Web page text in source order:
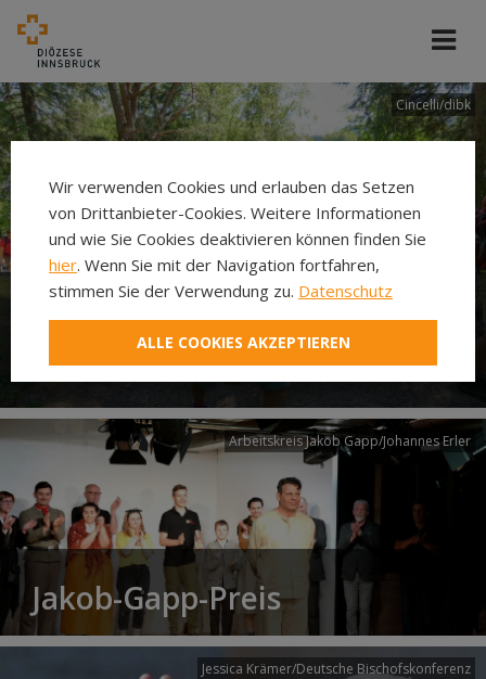
Cincelli/dibk
Neuer Pilgerweg Via
Laudato si’
Arbeitskreis Jakob Gapp/Johannes Erler
Jakob-Gapp-Preis
Jessica Krämer/Deutsche Bischofskonferenz
Wir verwenden Cookies und erlauben das Setzen
von Drittanbieter-Cookies. Weitere Informationen
und wie Sie Cookies deaktivieren können finden Sie
hier. Wenn Sie mit der Navigation fortfahren,
stimmen Sie der Verwendung zu. Datenschutz
ALLE COOKIES AKZEPTIEREN